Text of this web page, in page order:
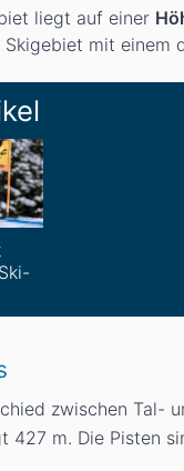
liegt auf einer
mit einem
zwischen Tal-
427 m. Die Pisten